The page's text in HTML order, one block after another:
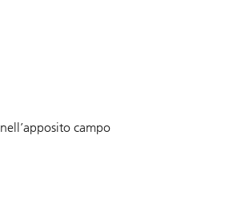
nell’apposito campo